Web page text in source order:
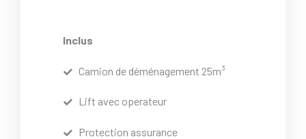
Inclus
Camion de déménagement 25m³
Lift avec operateur
Protection assurance